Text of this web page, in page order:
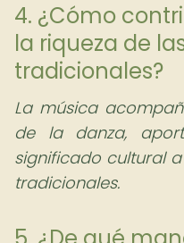
4. ¿Cómo
la riqueza de
tradicionales?
La música
de la danza,
significado cultural
tradicionales.